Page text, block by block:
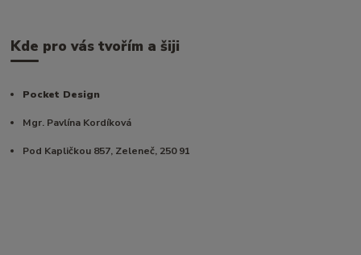
Kde pro vás tvořím a šiji
Pocket Design
Mgr. Pavlína Kordíková
Pod Kapličkou 857, Zeleneč, 250 91